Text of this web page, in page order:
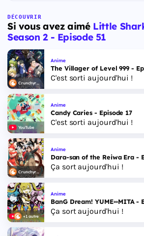
DÉCOUVRIR
Si vous avez aimé Little
Season 2 - Episode 51
Crunchyroll
Anime
The Villager of Level 999 -
C'est sorti aujourd'hui !
YouTube
Anime
Candy Caries - Episode 17
C'est sorti aujourd'hui !
Crunchyroll
Anime
Dara-san of the Reiwa Era -
Ça sort aujourd'hui !
+1 autre
Anime
BanG Dream! YUME∞MITA -
Ça sort aujourd'hui !